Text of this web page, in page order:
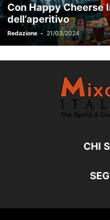
VIDEO, PODCAST E
Con Happy Cheerse
dell’aperitivo
Redazione - 21/03/2024
CHI